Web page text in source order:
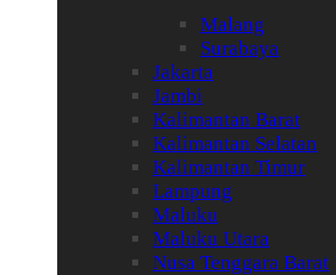
Malang
Surabaya
Jakarta
Jambi
Kalimantan Barat
Kalimantan Selatan
Kalimantan Timur
Lampung
Maluku
Maluku Utara
Nusa Tenggara Barat